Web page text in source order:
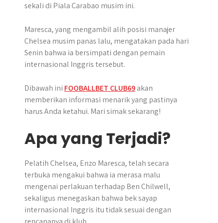
sekali di Piala Carabao musim ini.
Maresca, yang mengambil alih posisi manajer
Chelsea musim panas lalu, mengatakan pada hari
Senin bahwa ia bersimpati dengan pemain
internasional Inggris tersebut.
Dibawah ini FOOBALLBET CLUB69akan
memberikan informasi menarik yang pastinya
harus Anda ketahui. Mari simak sekarang!
Apa yang Terjadi?
​Pelatih Chelsea, Enzo Maresca, telah secara
terbuka mengakui bahwa ia merasa malu
mengenai perlakuan terhadap Ben Chilwell,
sekaligus menegaskan bahwa bek sayap
internasional Inggris itu tidak sesuai dengan